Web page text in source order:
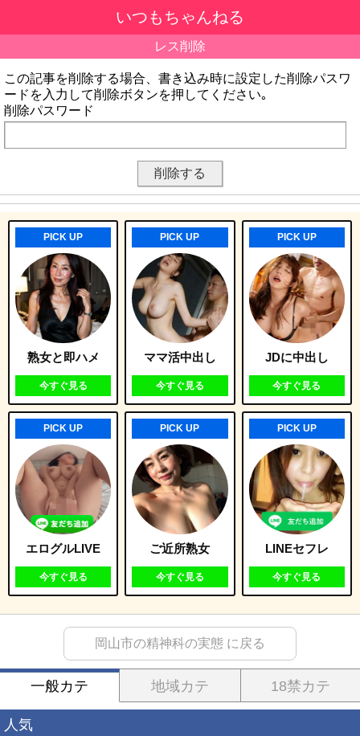
いつもちゃんねる
レス削除
この記事を削除する場合、書き込み時に設定した削除パスワ
ードを入力して削除ボタンを押してください｡
削除パスワード
PICK UP
熟女と即ハメ
今すぐ見る
PICK UP
ママ活中出し
今すぐ見る
PICK UP
JDに中出し
今すぐ見る
PICK UP
エログルLIVE
今すぐ見る
PICK UP
ご近所熟女
今すぐ見る
PICK UP
LINEセフレ
今すぐ見る
岡山市の精神科の実態 に戻る
一般カテ 地域カテ 18禁カテ
人気